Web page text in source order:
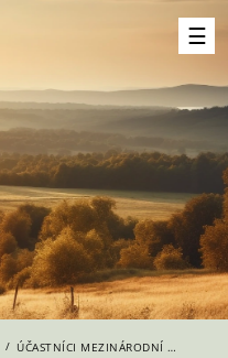
/ ÚČASTNÍCI MEZINÁRODNÍ KONFERENCE ŽÁDAJÍ PODPORU POLITIKŮ PRO SLUNEČNÍ ENERGII